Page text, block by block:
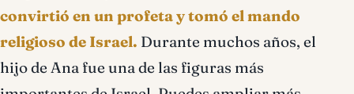
convirtió en un profeta y tomó el mando
religioso de Israel. Durante muchos años, el
hijo de Ana fue una de las figuras más